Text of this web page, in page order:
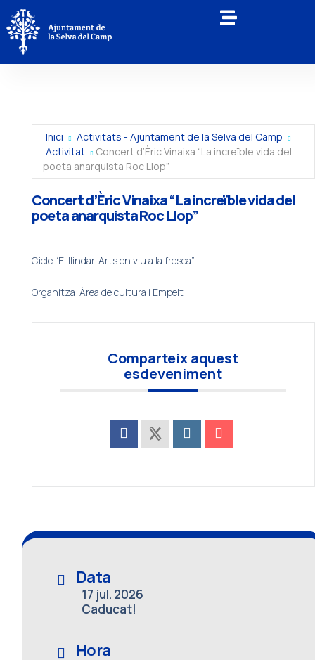
Inici
Activitats - Ajuntament de la Selva del Camp
Activitat
Concert d’Èric Vinaixa “La increïble vida del
poeta anarquista Roc Llop”
Concert d’Èric Vinaixa “La increïble vida del
poeta anarquista Roc Llop”
Cicle “El llindar. Arts en viu a la fresca”
Organitza: Àrea de cultura i Empelt
Comparteix aquest
esdeveniment
Data
17 jul. 2026
Caducat!
Hora